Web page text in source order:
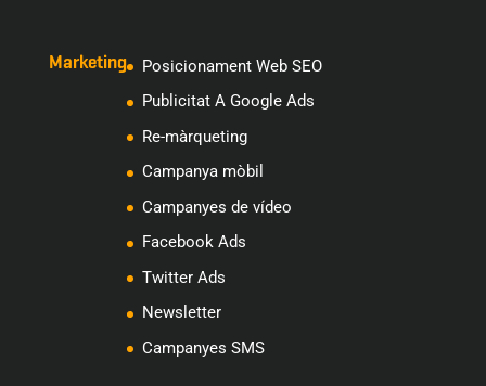
Marketing
Posicionament Web SEO
Publicitat A Google Ads
Re-màrqueting
Campanya mòbil
Campanyes de vídeo
Facebook Ads
Twitter Ads
Newsletter
Campanyes SMS